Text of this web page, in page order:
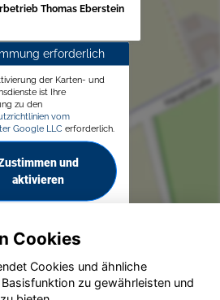
Thomas Eberstein
erforderlich
der Karten- und
ist Ihre
zu den
vom
Google LLC erforderlich.
und
aktivieren
Cookies
Cookies und ähnliche
zu gewährleisten und